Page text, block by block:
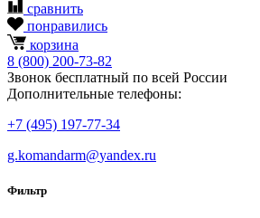
сравнить
понравились
корзина
8 (800) 200-73-82
Звонок бесплатный по всей России
Дополнительные телефоны:
+7 (495) 197-77-34
g.komandarm@yandex.ru
Фильтр